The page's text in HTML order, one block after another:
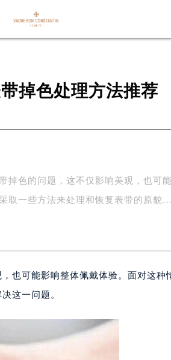
掉色处理方法推荐
掉色的问题，这不仅影响美观，也可能
取一些方法来处理和恢复表带的原貌…
也可能影响整体佩戴体验。面对这种
这一问题。